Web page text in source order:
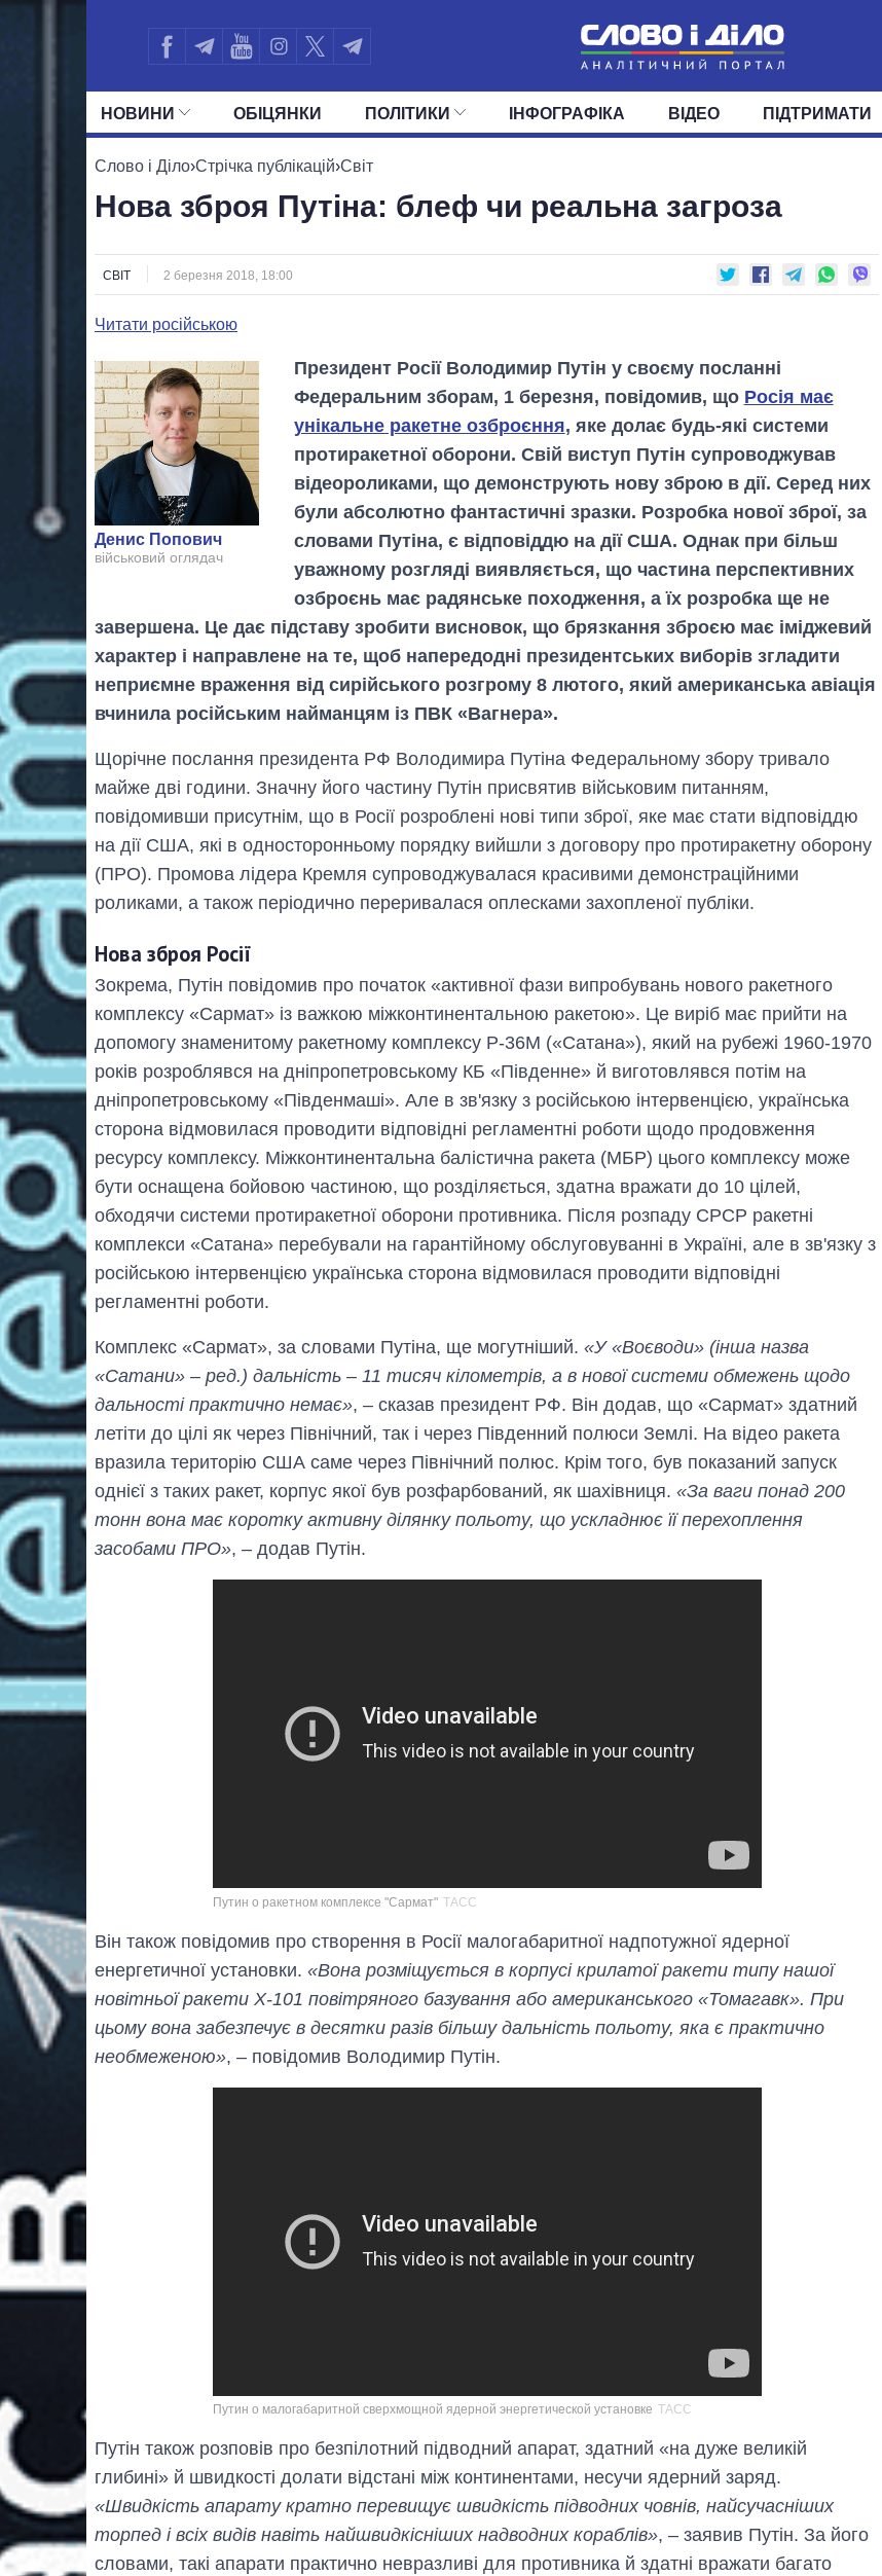
НОВИНИ
ПОЛІТИКА ЕКОНОМІКА СУСПІЛЬСТВО
ОБIЦЯНКИ ПОЛIТИКИ
УСІ ПОЛІТИКИ ПРЕЗИДЕНТ І ОФІС
ДЕПУТАТИ КОМІТЕТИ ФРАКЦІЇ
ІНФОГРАФІКА ВІДЕО ПІДТРИМАТИ
Слово і Діло›Стрічка публікацій›Світ
Нова зброя Путіна: блеф чи реальна загроза
СВІТ 2 березня 2018, 18:00
Читати російською
Денис Попович
військовий оглядач
Президент Росії Володимир Путін у своєму посланні
Федеральним зборам, 1 березня, повідомив, що Росія має
унікальне ракетне озброєння, яке долає будь-які системи
протиракетної оборони. Свій виступ Путін супроводжував
відеороликами, що демонструють нову зброю в дії. Серед них
були абсолютно фантастичні зразки. Розробка нової зброї, за
словами Путіна, є відповіддю на дії США. Однак при більш
уважному розгляді виявляється, що частина перспективних
озброєнь має радянське походження, а їх розробка ще не
завершена. Це дає підставу зробити висновок, що брязкання зброєю має іміджевий
характер і направлене на те, щоб напередодні президентських виборів згладити
неприємне враження від сирійського розгрому 8 лютого, який американська авіація
вчинила російським найманцям із ПВК «Вагнера».
Щорічне послання президента РФ Володимира Путіна Федеральному збору тривало
майже дві години. Значну його частину Путін присвятив військовим питанням,
повідомивши присутнім, що в Росії розроблені нові типи зброї, яке має стати відповіддю
на дії США, які в односторонньому порядку вийшли з договору про протиракетну оборону
(ПРО). Промова лідера Кремля супроводжувалася красивими демонстраційними
роликами, а також періодично переривалася оплесками захопленої публіки.
Нова зброя Росії
Зокрема, Путін повідомив про початок «активної фази випробувань нового ракетного
комплексу «Сармат» із важкою міжконтинентальною ракетою». Це виріб має прийти на
допомогу знаменитому ракетному комплексу Р-36М («Сатана»), який на рубежі 1960-1970
років розроблявся на дніпропетровському КБ «Південне» й виготовлявся потім на
дніпропетровському «Південмаші». Але в зв'язку з російською інтервенцією, українська
сторона відмовилася проводити відповідні регламентні роботи щодо продовження
ресурсу комплексу. Міжконтинентальна балістична ракета (МБР) цього комплексу може
бути оснащена бойовою частиною, що розділяється, здатна вражати до 10 цілей,
обходячи системи протиракетної оборони противника. Після розпаду СРСР ракетні
комплекси «Сатана» перебували на гарантійному обслуговуванні в Україні, але в зв'язку з
російською інтервенцією українська сторона відмовилася проводити відповідні
регламентні роботи.
Комплекс «Сармат», за словами Путіна, ще могутніший. «У «Воєводи» (інша назва
«Сатани» – ред.) дальність – 11 тисяч кілометрів, а в нової системи обмежень щодо
дальності практично немає», – сказав президент РФ. Він додав, що «Сармат» здатний
летіти до цілі як через Північний, так і через Південний полюси Землі. На відео ракета
вразила територію США саме через Північний полюс. Крім того, був показаний запуск
однієї з таких ракет, корпус якої був розфарбований, як шахівниця. «За ваги понад 200
тонн вона має коротку активну ділянку польоту, що ускладнює її перехоплення
засобами ПРО», – додав Путін.
Путин о ракетном комплексе "Сармат" ТАСС
Він також повідомив про створення в Росії малогабаритної надпотужної ядерної
енергетичної установки. «Вона розміщується в корпусі крилатої ракети типу нашої
новітньої ракети Х-101 повітряного базування або американського «Томагавк». При
цьому вона забезпечує в десятки разів більшу дальність польоту, яка є практично
необмеженою», – повідомив Володимир Путін.
Путин о малогабаритной сверхмощной ядерной энергетической установке ТАСС
Путін також розповів про безпілотний підводний апарат, здатний «на дуже великій
глибині» й швидкості долати відстані між континентами, несучи ядерний заряд.
«Швидкість апарату кратно перевищує швидкість підводних човнів, найсучасніших
торпед і всіх видів навіть найшвидкісніших надводних кораблів», – заявив Путін. За його
словами, такі апарати практично невразливі для противника й здатні вражати багато
продала Україна
за роки
незалежності